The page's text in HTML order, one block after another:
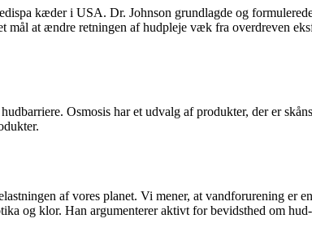
kæder i USA. Dr. Johnson grundlagde og
mål at ændre retningen af ​​hudpleje væk fra overdreven
Osmosis har et udvalg af produkter, der er
af vores planet. Vi mener, at vandforurening er
og klor. Han argumenterer aktivt for bevidsthed om